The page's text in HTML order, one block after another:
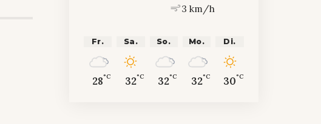
3 km/h
Fr.
28°C
Sa.
32°C
So.
32°C
Mo.
32°C
Di.
30°C